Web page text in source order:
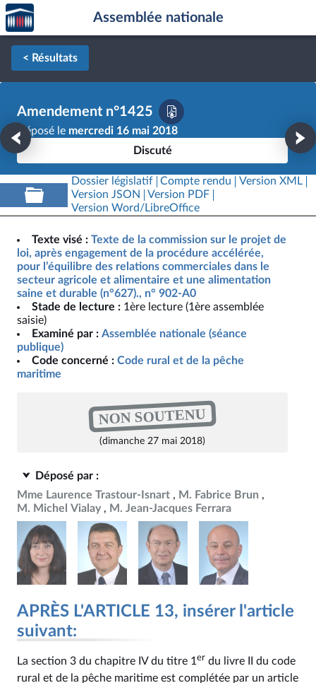
Aller au contenu
Aller en bas de la page
Accèder
à la
page
d'accueil
Assemblée nationale
< Résultats
Amendement n°1425
Déposé le mercredi 16 mai 2018
Discuté
Dossier législatif Compte rendu
Version XML
Version JSON
Version PDF
Version Word/LibreOffice
Texte visé : Texte de la commission sur le projet de
loi, après engagement de la procédure accélérée,
pour l’équilibre des relations commerciales dans le
secteur agricole et alimentaire et une alimentation
saine et durable (n°627)., n° 902-A0
Stade de lecture : 1ère lecture (1ère assemblée
saisie)
Examiné par : Assemblée nationale (séance
publique)
Code concerné : Code rural et de la pêche
maritime
NON SOUTENU
(dimanche 27 mai 2018)
Déposé par :
Mme Laurence Trastour-Isnart
M. Fabrice Brun
M. Michel Vialay
M. Jean-Jacques Ferrara
APRÈS L'ARTICLE 13, insérer l'article
suivant:
La section 3 du chapitre IV du titre 1 er du livre II du code
rural et de la pêche maritime est complétée par un article